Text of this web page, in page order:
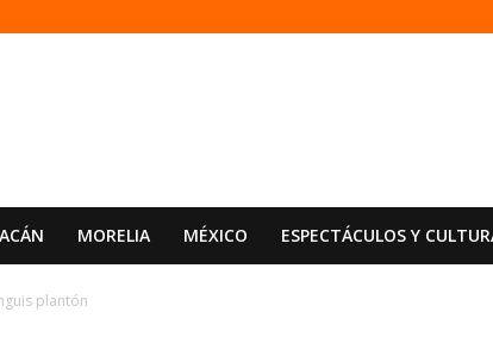
MORELIA MÉXICO ESPECTÁCULOS Y
plantón